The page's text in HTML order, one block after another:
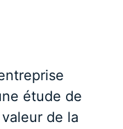
étude de
de la